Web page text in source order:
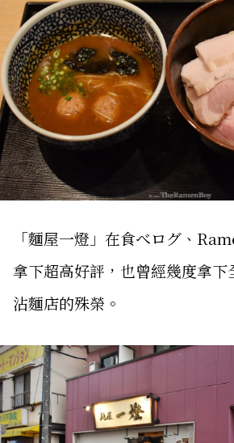
「麵屋一燈」在食べログ、
拿下超高好評，也曾經幾度拿下
沾麵店的殊榮。